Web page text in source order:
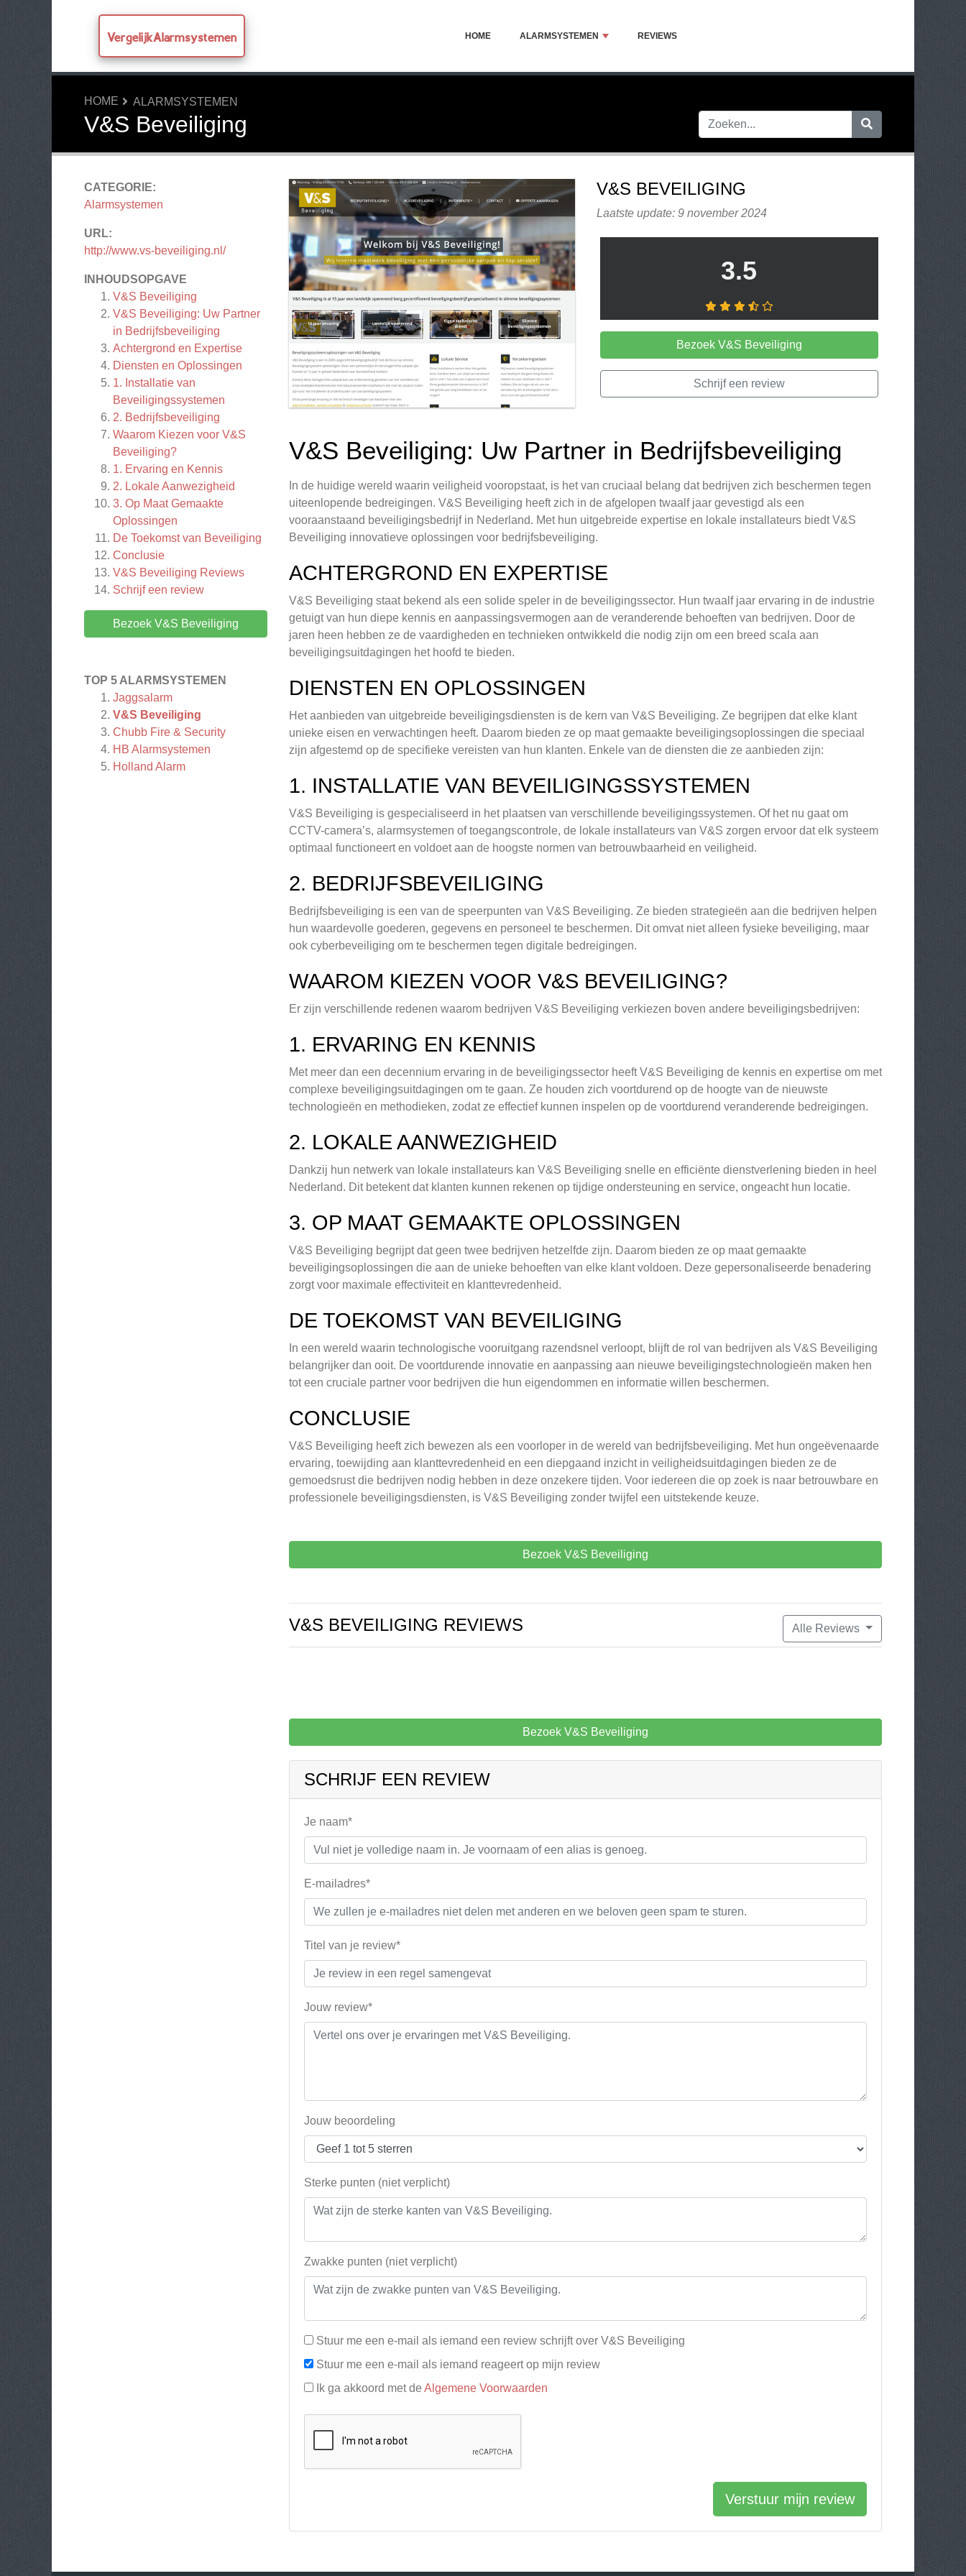
VergelijkAlarmsystemen HOME ALARMSYSTEMEN REVIEWS
HOME ALARMSYSTEMEN
V&S Beveiliging
CATEGORIE:
Alarmsystemen
URL:
http://www.vs-beveiliging.nl/
INHOUDSOPGAVE
V&S Beveiliging
V&S Beveiliging: Uw Partner
in Bedrijfsbeveiliging
Achtergrond en Expertise
Diensten en Oplossingen
1. Installatie van
Beveiligingssystemen
2. Bedrijfsbeveiliging
Waarom Kiezen voor V&S
Beveiliging?
1. Ervaring en Kennis
2. Lokale Aanwezigheid
3. Op Maat Gemaakte
Oplossingen
De Toekomst van Beveiliging
Conclusie
V&S Beveiliging Reviews
Schrijf een review
Bezoek V&S Beveiliging
TOP 5 ALARMSYSTEMEN
Jaggsalarm
V&S Beveiliging
Chubb Fire & Security
HB Alarmsystemen
Holland Alarm
V&S BEVEILIGING
Laatste update: 9 november 2024
3.5
Bezoek V&S Beveiliging
Schrijf een review
V&S Beveiliging: Uw Partner in Bedrijfsbeveiliging
In de huidige wereld waarin veiligheid vooropstaat, is het van cruciaal belang dat bedrijven zich beschermen tegen
uiteenlopende bedreigingen. V&S Beveiliging heeft zich in de afgelopen twaalf jaar gevestigd als een
vooraanstaand beveiligingsbedrijf in Nederland. Met hun uitgebreide expertise en lokale installateurs biedt V&S
Beveiliging innovatieve oplossingen voor bedrijfsbeveiliging.
ACHTERGROND EN EXPERTISE
V&S Beveiliging staat bekend als een solide speler in de beveiligingssector. Hun twaalf jaar ervaring in de industrie
getuigt van hun diepe kennis en aanpassingsvermogen aan de veranderende behoeften van bedrijven. Door de
jaren heen hebben ze de vaardigheden en technieken ontwikkeld die nodig zijn om een breed scala aan
beveiligingsuitdagingen het hoofd te bieden.
DIENSTEN EN OPLOSSINGEN
Het aanbieden van uitgebreide beveiligingsdiensten is de kern van V&S Beveiliging. Ze begrijpen dat elke klant
unieke eisen en verwachtingen heeft. Daarom bieden ze op maat gemaakte beveiligingsoplossingen die speciaal
zijn afgestemd op de specifieke vereisten van hun klanten. Enkele van de diensten die ze aanbieden zijn:
1. INSTALLATIE VAN BEVEILIGINGSSYSTEMEN
V&S Beveiliging is gespecialiseerd in het plaatsen van verschillende beveiligingssystemen. Of het nu gaat om
CCTV-camera’s, alarmsystemen of toegangscontrole, de lokale installateurs van V&S zorgen ervoor dat elk systeem
optimaal functioneert en voldoet aan de hoogste normen van betrouwbaarheid en veiligheid.
2. BEDRIJFSBEVEILIGING
Bedrijfsbeveiliging is een van de speerpunten van V&S Beveiliging. Ze bieden strategieën aan die bedrijven helpen
hun waardevolle goederen, gegevens en personeel te beschermen. Dit omvat niet alleen fysieke beveiliging, maar
ook cyberbeveiliging om te beschermen tegen digitale bedreigingen.
WAAROM KIEZEN VOOR V&S BEVEILIGING?
Er zijn verschillende redenen waarom bedrijven V&S Beveiliging verkiezen boven andere beveiligingsbedrijven:
1. ERVARING EN KENNIS
Met meer dan een decennium ervaring in de beveiligingssector heeft V&S Beveiliging de kennis en expertise om met
complexe beveiligingsuitdagingen om te gaan. Ze houden zich voortdurend op de hoogte van de nieuwste
technologieën en methodieken, zodat ze effectief kunnen inspelen op de voortdurend veranderende bedreigingen.
2. LOKALE AANWEZIGHEID
Dankzij hun netwerk van lokale installateurs kan V&S Beveiliging snelle en efficiënte dienstverlening bieden in heel
Nederland. Dit betekent dat klanten kunnen rekenen op tijdige ondersteuning en service, ongeacht hun locatie.
3. OP MAAT GEMAAKTE OPLOSSINGEN
V&S Beveiliging begrijpt dat geen twee bedrijven hetzelfde zijn. Daarom bieden ze op maat gemaakte
beveiligingsoplossingen die aan de unieke behoeften van elke klant voldoen. Deze gepersonaliseerde benadering
zorgt voor maximale effectiviteit en klanttevredenheid.
DE TOEKOMST VAN BEVEILIGING
In een wereld waarin technologische vooruitgang razendsnel verloopt, blijft de rol van bedrijven als V&S Beveiliging
belangrijker dan ooit. De voortdurende innovatie en aanpassing aan nieuwe beveiligingstechnologieën maken hen
tot een cruciale partner voor bedrijven die hun eigendommen en informatie willen beschermen.
CONCLUSIE
V&S Beveiliging heeft zich bewezen als een voorloper in de wereld van bedrijfsbeveiliging. Met hun ongeëvenaarde
ervaring, toewijding aan klanttevredenheid en een diepgaand inzicht in veiligheidsuitdagingen bieden ze de
gemoedsrust die bedrijven nodig hebben in deze onzekere tijden. Voor iedereen die op zoek is naar betrouwbare en
professionele beveiligingsdiensten, is V&S Beveiliging zonder twijfel een uitstekende keuze.
Bezoek V&S Beveiliging
Alle Reviews
V&S BEVEILIGING REVIEWS
Bezoek V&S Beveiliging
SCHRIJF EEN REVIEW
Je naam*
E-mailadres*
Titel van je review*
Jouw review*
Jouw beoordeling
Sterke punten (niet verplicht)
Zwakke punten (niet verplicht)
Stuur me een e-mail als iemand een review schrijft over V&S Beveiliging
Stuur me een e-mail als iemand reageert op mijn review
Ik ga akkoord met de Algemene Voorwaarden
Verstuur mijn review